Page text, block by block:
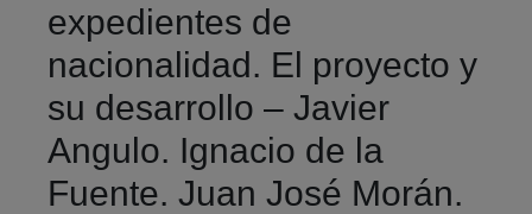
expedientes de
nacionalidad. El proyecto y
su desarrollo – Javier
Angulo. Ignacio de la
Fuente. Juan José Morán.